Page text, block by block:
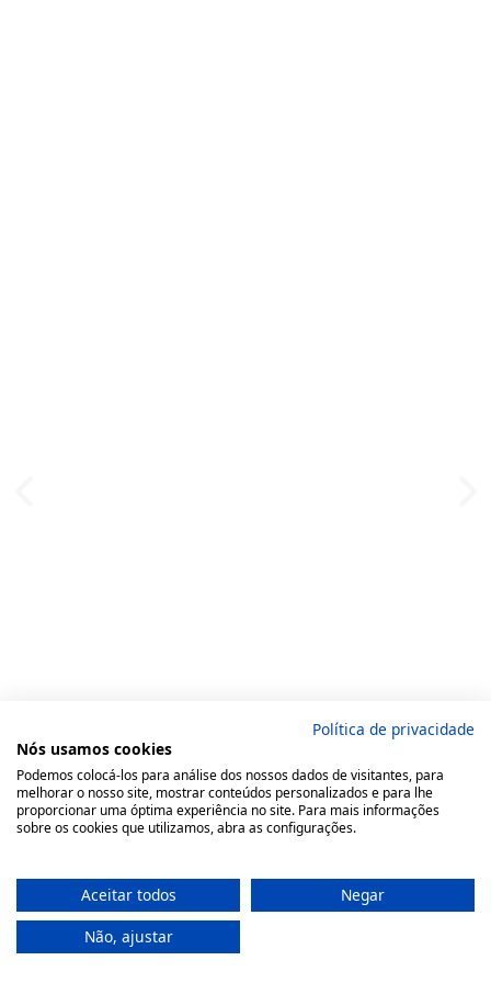
Política de privacidade
Nós usamos cookies
Podemos colocá-los para análise dos nossos dados de visitantes, para
melhorar o nosso site, mostrar conteúdos personalizados e para lhe
proporcionar uma óptima experiência no site. Para mais informações
sobre os cookies que utilizamos, abra as configurações.
Aceitar todos
Negar
Não, ajustar